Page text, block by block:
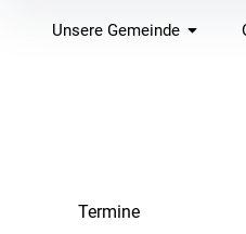
überspringenUnsere Gemeinde
Termine